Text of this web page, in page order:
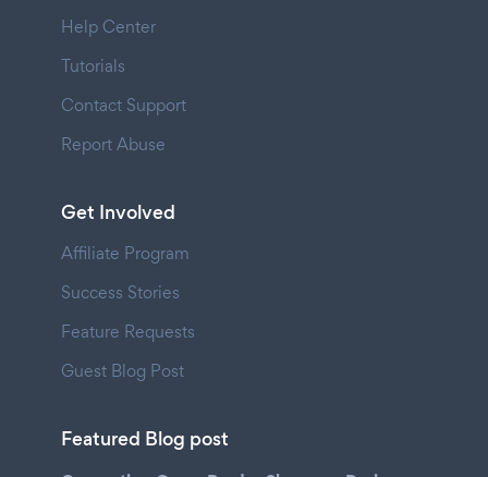
Help Center
Tutorials
Contact Support
Report Abuse
Get Involved
Affiliate Program
Success Stories
Feature Requests
Guest Blog Post
Featured Blog post